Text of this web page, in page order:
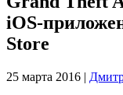
iOS-
Store
25 марта 2016 |